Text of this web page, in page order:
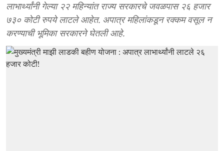
लाभार्थ्यांनी गेल्या २२ महिन्यांत राज्य सरकारचे जवळपास २६ हजार
७३० कोटी रुपये लाटले आहेत. अपात्र महिलांकडून रक्कम वसूल न
करण्याची भूमिका सरकारने घेतली आहे.